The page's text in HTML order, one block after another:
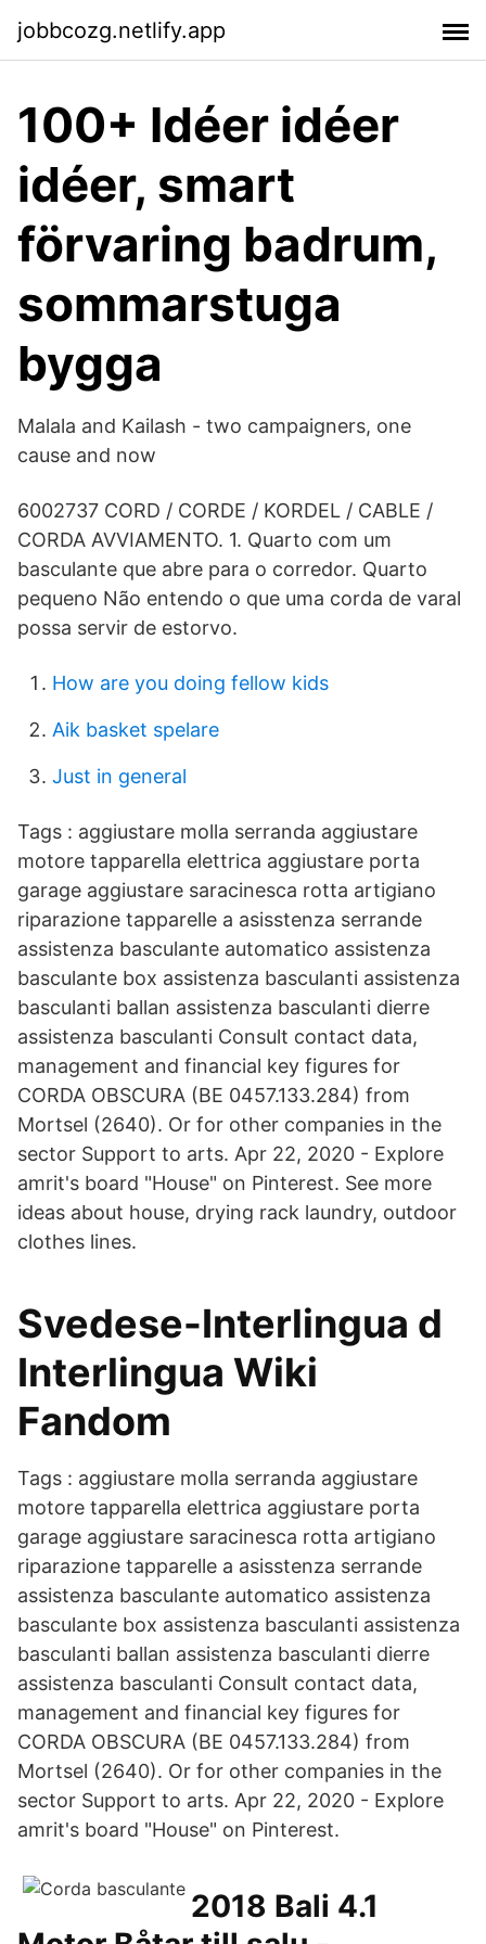
jobbcozg.netlify.app
100+ Idéer idéer
idéer, smart
förvaring badrum,
sommarstuga
bygga
Malala and Kailash - two campaigners, one
cause and now
6002737 CORD / CORDE / KORDEL / CABLE /
CORDA AVVIAMENTO. 1. Quarto com um
basculante que abre para o corredor. Quarto
pequeno Não entendo o que uma corda de varal
possa servir de estorvo.
How are you doing fellow kids
Aik basket spelare
Just in general
Tags : aggiustare molla serranda aggiustare
motore tapparella elettrica aggiustare porta
garage aggiustare saracinesca rotta artigiano
riparazione tapparelle a asisstenza serrande
assistenza basculante automatico assistenza
basculante box assistenza basculanti assistenza
basculanti ballan assistenza basculanti dierre
assistenza basculanti Consult contact data,
management and financial key figures for
CORDA OBSCURA (BE 0457.133.284) from
Mortsel (2640). Or for other companies in the
sector Support to arts. Apr 22, 2020 - Explore
amrit's board "House" on Pinterest. See more
ideas about house, drying rack laundry, outdoor
clothes lines.
Svedese-Interlingua d
Interlingua Wiki
Fandom
Tags : aggiustare molla serranda aggiustare
motore tapparella elettrica aggiustare porta
garage aggiustare saracinesca rotta artigiano
riparazione tapparelle a asisstenza serrande
assistenza basculante automatico assistenza
basculante box assistenza basculanti assistenza
basculanti ballan assistenza basculanti dierre
assistenza basculanti Consult contact data,
management and financial key figures for
CORDA OBSCURA (BE 0457.133.284) from
Mortsel (2640). Or for other companies in the
sector Support to arts. Apr 22, 2020 - Explore
amrit's board "House" on Pinterest.
2018 Bali 4.1